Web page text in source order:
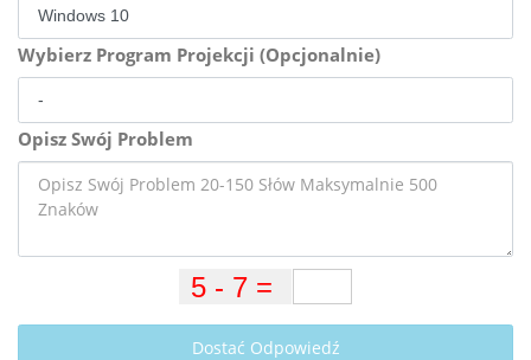
Wybierz Program Projekcji (Opcjonalnie)
Opisz Swój Problem
Dostać Odpowiedź